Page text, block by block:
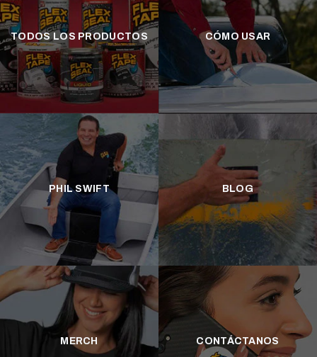
TODOS LOS PRODUCTOS CÓMO USAR
PHIL SWIFT BLOG
MERCH CONTÁCTANOS